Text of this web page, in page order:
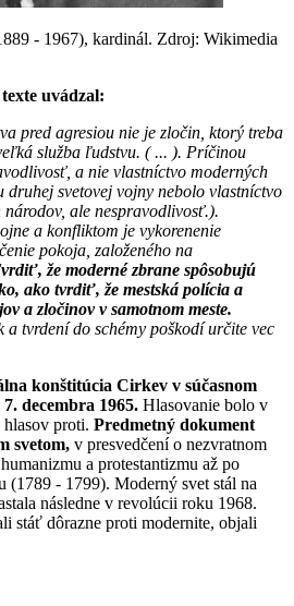
- 1967), kardinál. Zdroj: Wikimedia
uvádzal:
pred agresiou nie je zločin, ktorý treba
služba ľudstvu. ( ... ). Príčinou
a nie vlastníctvo moderných
svetovej vojny nebolo vlastníctvo
ale nespravodlivosť.).
a konfliktom je vykorenenie
pokoja, založeného na
že moderné zbrane spôsobujú
ako tvrdiť, že mestská polícia a
a zločinov v samotnom meste.
a tvrdení do schémy poškodí určite vec
konštitúcia Cirkev v súčasnom
decembra 1965. Hlasovanie bolo v
hlasov proti. Predmetný dokument
svetom, v presvedčení o nezvratnom
a protestantizmu až po
- 1799). Moderný svet stál na
následne v revolúcii roku 1968.
stáť dôrazne proti modernite, objali